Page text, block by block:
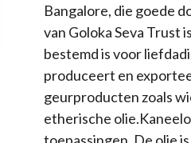
Bangalore, die goede
van Goloka Seva Trust
bestemd is voor
produceert en
geurproducten zoals
etherische